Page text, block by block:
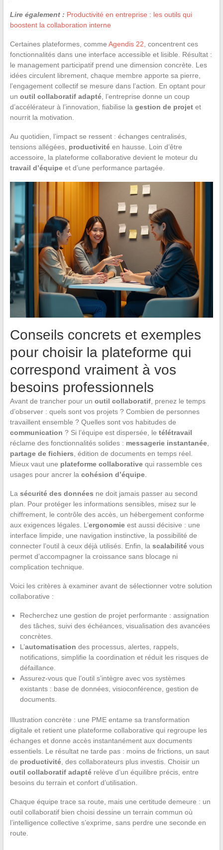
Lire également : Productivité en entreprise : les outils qui
boostent la collaboration interne
Certaines plateformes, comme Agendis 22 , concentrent ces
fonctionnalités dans une interface accessible et lisible. Résultat :
le management participatif prend une dimension concrète. Les
idées circulent librement, chaque membre apporte sa pierre,
l’engagement collectif se mesure dans l’action. En optant pour
un outil collaboratif adapté, l’entreprise donne un coup
d’accélérateur à l’innovation, fiabilise la gestion de projetet
nourrit la motivation.
Au quotidien, l’impact se ressent : échanges centralisés,
tensions allégées, productivitéen hausse. Loin d’être
accessoire, la plateforme collaborative devient le moteur du
travail d’équipeet d’une performance partagée.
Conseils concrets et exemples
pour choisir la plateforme qui
correspond vraiment à vos
besoins professionnels
Avant de trancher pour un outil collaboratif, prenez le temps
d’observer : quels sont vos projets ? Combien de personnes
travaillent ensemble ? Quelles sont vos habitudes de
communication ? Si l’équipe est dispersée, le télétravail
réclame des fonctionnalités solides : messagerie instantanée,
partage de fichiers , édition de documents en temps réel.
Mieux vaut une plateforme collaborativequi rassemble ces
usages pour ancrer la cohésion d’équipe.
La sécurité des données ne doit jamais passer au second
plan. Pour protéger les informations sensibles, misez sur le
chiffrement, le contrôle des accès, un hébergement conforme
aux exigences légales. L’ergonomieest aussi décisive : une
interface limpide, une navigation instinctive, la possibilité de
connecter l’outil à ceux déjà utilisés. Enfin, la scalabilitévous
permet d’accompagner la croissance sans blocage ni
complication technique.
Voici les critères à examiner avant de sélectionner votre solution
collaborative :
Recherchez une gestion de projet performante : assignation
des tâches, suivi des échéances, visualisation des avancées
concrètes.
L’automatisation des processus, alertes, rappels,
notifications, simplifie la coordination et réduit les risques de
défaillance.
Assurez-vous que l’outil s’intègre avec vos systèmes
existants : base de données, visioconférence, gestion de
documents.
Illustration concrète : une PME entame sa transformation
digitale et retient une plateforme collaborative qui regroupe les
échanges et donne accès instantanément aux documents
essentiels. Le résultat ne tarde pas : moins de frictions, un saut
de productivité, des collaborateurs plus investis. Choisir un
outil collaboratif adaptérelève d’un équilibre précis, entre
besoins du terrain et confort d’utilisation.
Chaque équipe trace sa route, mais une certitude demeure : un
outil collaboratif bien choisi dessine un terrain commun où
l’intelligence collective s’exprime, sans perdre une seconde en
route.